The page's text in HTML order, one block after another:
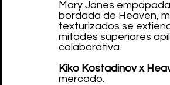
Mary Janes
bordada de Heaven,
texturizados se
mitades superiores
colaborativa.
Kiko Kostadinov x
mercado.